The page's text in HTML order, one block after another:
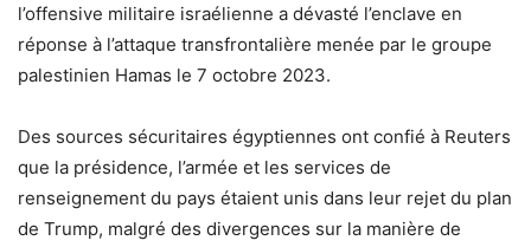
l’offensive militaire israélienne a dévasté l’enclave en
réponse à l’attaque transfrontalière menée par le groupe
palestinien Hamas le 7 octobre 2023.
Des sources sécuritaires égyptiennes ont confié à Reuters
que la présidence, l’armée et les services de
renseignement du pays étaient unis dans leur rejet du plan
de Trump, malgré des divergences sur la manière de